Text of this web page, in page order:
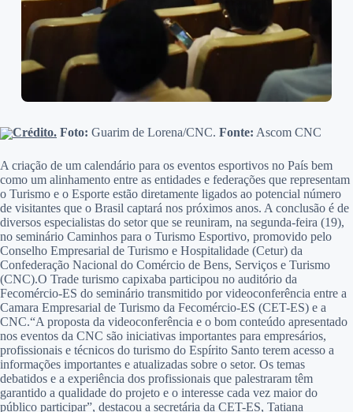
Crédito. Foto: Guarim de Lorena/CNC. Fonte: Ascom CNC
A criação de um calendário para os eventos esportivos no País bem
como um alinhamento entre as entidades e federações que representam
o Turismo e o Esporte estão diretamente ligados ao potencial número
de visitantes que o Brasil captará nos próximos anos. A conclusão é de
diversos especialistas do setor que se reuniram, na segunda-feira (19),
no seminário Caminhos para o Turismo Esportivo, promovido pelo
Conselho Empresarial de Turismo e Hospitalidade (Cetur) da
Confederação Nacional do Comércio de Bens, Serviços e Turismo
(CNC).O Trade turismo capixaba participou no auditório da
Fecomércio-ES do seminário transmitido por videoconferência entre a
Camara Empresarial de Turismo da Fecomércio-ES (CET-ES) e a
CNC.“A proposta da videoconferência e o bom conteúdo apresentado
nos eventos da CNC são iniciativas importantes para empresários,
profissionais e técnicos do turismo do Espírito Santo terem acesso a
informações importantes e atualizadas sobre o setor. Os temas
debatidos e a experiência dos profissionais que palestraram têm
garantido a qualidade do projeto e o interesse cada vez maior do
público participar”, destacou a secretária da CET-ES, Tatiana